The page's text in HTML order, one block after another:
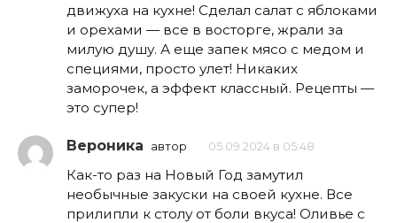
движуха на кухне! Сделал салат с яблоками
и орехами — все в восторге, жрали за
милую душу. А еще запек мясо с медом и
специями, просто улет! Никаких
заморочек, а эффект классный. Рецепты —
это супер!
Вероника автор 05.09.2024 в 05:48
Как-то раз на Новый Год замутил
необычные закуски на своей кухне. Все
прилипли к столу от боли вкуса! Оливье с